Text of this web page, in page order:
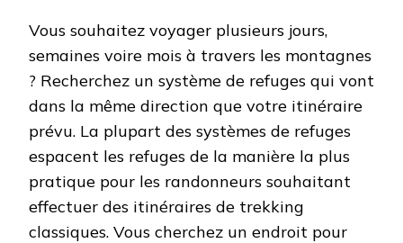
Vous souhaitez voyager plusieurs jours,
semaines voire mois à travers les montagnes
? Recherchez un système de refuges qui vont
dans la même direction que votre itinéraire
prévu. La plupart des systèmes de refuges
espacent les refuges de la manière la plus
pratique pour les randonneurs souhaitant
effectuer des itinéraires de trekking
classiques. Vous cherchez un endroit pour